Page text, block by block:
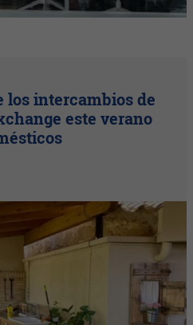
los intercambios de
este verano